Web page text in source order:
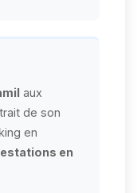
aux
de son
en
en